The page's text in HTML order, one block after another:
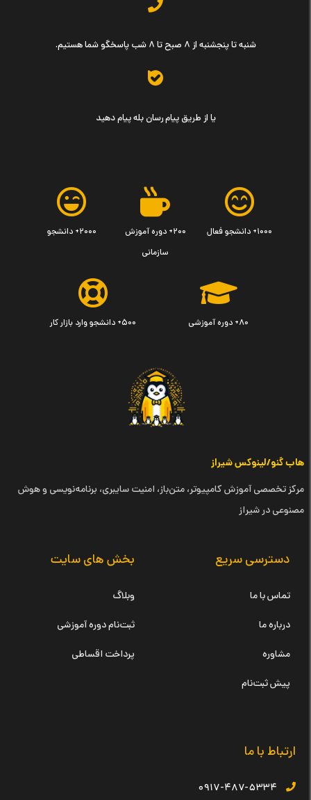
شنبه تا پنجشنبه از ۸ صبح تا ۸ شب پاسخگو شما هستیم.
یا از طریق پیام رسان بله پیام دهید
۱۰۰۰+ دانشجو فعال
۲۰۰+ دوره آموزش
سازمانی
۲۰۰۰+ دانشجو
۸۰+ دوره آموزشی ۵۰۰+ دانشجو وارد بازار کار
هاب گنو/لینوکس شیراز
مرکز تخصصی آموزش کامپیوتر، متن‌باز، امنیت سایبری، برنامه‌نویسی و هوش
مصنوعی در شیراز
دسترسی سریع
تماس با ما
درباره ما
مشاوره
پیش ثبت‌نام
بخش های سایت
وبلاگ
ثبت‌نام دوره آموزشی
پرداخت اقساطی
ارتباط با ما
۰۹۱۷-۴۸۷-۵۳۳۴